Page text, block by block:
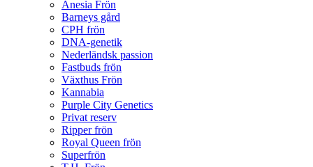
Anesia Frön
Barneys gård
CPH frön
DNA-genetik
Nederländsk passion
Fastbuds frön
Växthus Frön
Kannabia
Purple City Genetics
Privat reserv
Ripper frön
Royal Queen frön
Superfrön